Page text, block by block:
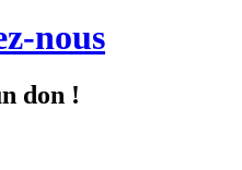
nous
don !